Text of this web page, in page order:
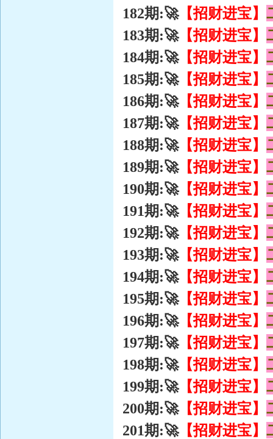
182期:🚀【招财进宝】
183期:🚀【招财进宝】
184期:🚀【招财进宝】
185期:🚀【招财进宝】
186期:🚀【招财进宝】
187期:🚀【招财进宝】
188期:🚀【招财进宝】
189期:🚀【招财进宝】
190期:🚀【招财进宝】
191期:🚀【招财进宝】
192期:🚀【招财进宝】
193期:🚀【招财进宝】
194期:🚀【招财进宝】
195期:🚀【招财进宝】
196期:🚀【招财进宝】
197期:🚀【招财进宝】
198期:🚀【招财进宝】
199期:🚀【招财进宝】
200期:🚀【招财进宝】
201期:🚀【招财进宝】